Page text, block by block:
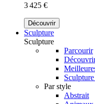
3 425 €
Découvrir
Sculpture
Sculpture
Parcourir
Par style
Abstrait